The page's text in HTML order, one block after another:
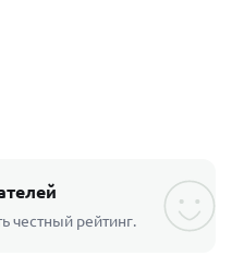
честный рейтинг.